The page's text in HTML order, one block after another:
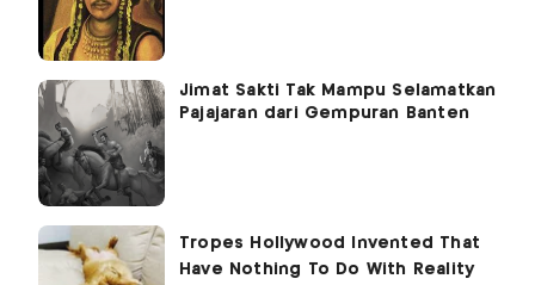
Jimat Sakti Tak Mampu Selamatkan
Pajajaran dari Gempuran Banten